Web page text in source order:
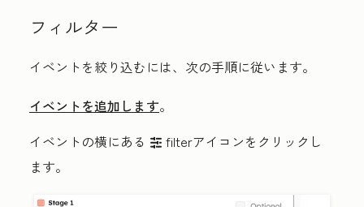
フィルター
イベントを絞り込むには、次の手順に従います。
イベントを追加します。
イベントの横にある filter filterアイコンをクリックし
ます。